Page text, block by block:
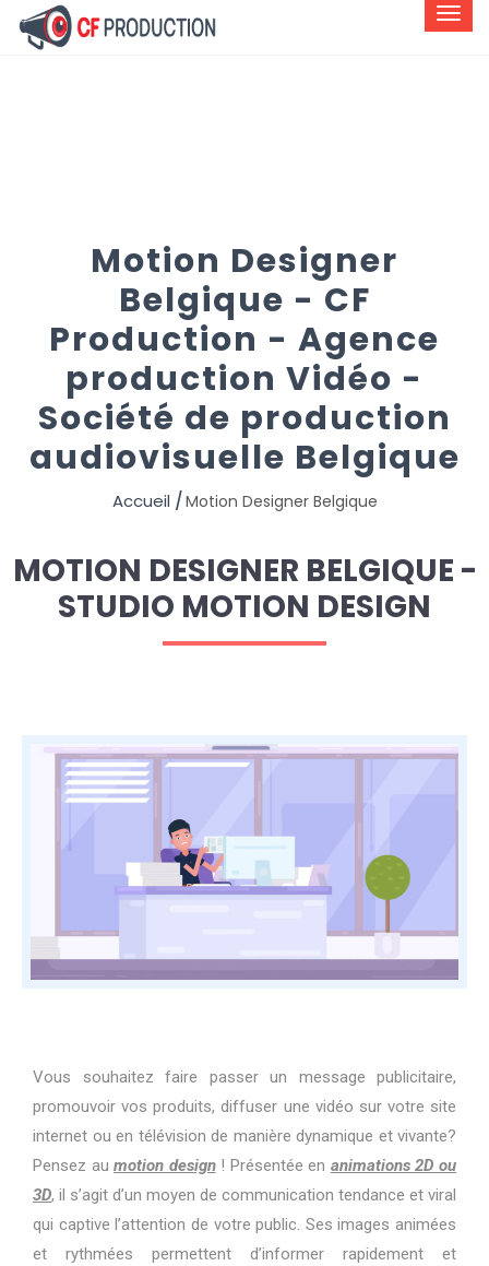
Motion Designer
Belgique - CF
Production - Agence
production Vidéo -
Société de production
audiovisuelle Belgique
Motion Designer Belgique
MOTION DESIGNER BELGIQUE -
STUDIO MOTION DESIGN
Vous souhaitez faire passer un message publicitaire,
promouvoir vos produits, diffuser une vidéo sur votre site
internet ou en télévision de manière dynamique et vivante?
Pensez aumotion design! Présentée en animations 2Dou
3D, il s’agit d’un moyen de communication tendance et viral
qui captive l’attention de votre public. Ses images animées
et rythmées permettent d’informer rapidement et